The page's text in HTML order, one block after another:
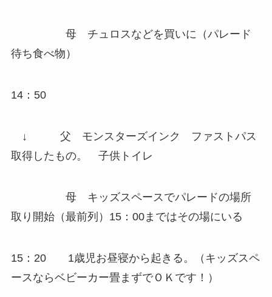
母 チュロスなどを買いに （パレード
待ち食べ物）
14：50
↓ 父 モンスターズインク
ファストパス
取得したもの。 子供トイレ
母
キッズスペースでパレードの場所
取り開始（最前列）15：00まではその場にいる
15：201歳児お昼寝から起きる。（キッズスペ
ースならベビーカー畳まずでＯＫです！）